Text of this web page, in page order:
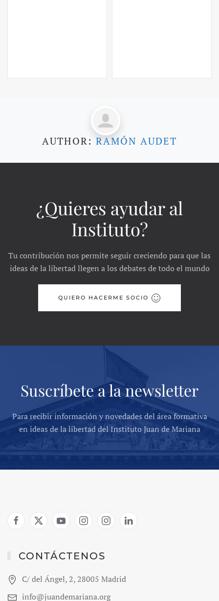
AUTHOR: RAMÓN AUDET
¿Quieres ayudar al
Instituto?
Tu contribución nos permite seguir creciendo para que las
ideas de la libertad llegen a los debates de todo el mundo
QUIERO HACERME SOCIO
Suscríbete a la newsletter
Para recibir información y novedades del área formativa
en ideas de la libertad del Instituto Juan de Mariana
CONTÁCTENOS
C/ del Ángel, 2, 28005 Madrid
info@juandemariana.org